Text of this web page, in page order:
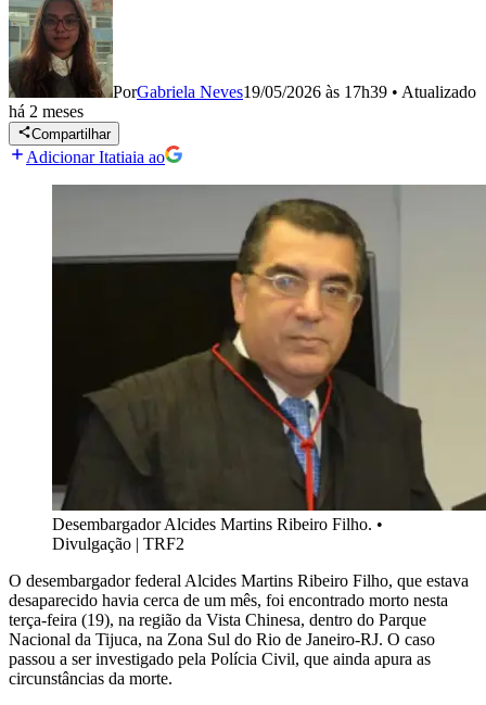
PorGabriela Neves19/05/2026 às 17h39 • Atualizado
há 2 meses
Compartilhar
Adicionar Itatiaia ao
Desembargador Alcides Martins Ribeiro Filho. •
Divulgação | TRF2
O desembargador federal Alcides Martins Ribeiro Filho, que estava
desaparecido havia cerca de um mês, foi encontrado morto nesta
terça-feira (19), na região da Vista Chinesa, dentro do Parque
Nacional da Tijuca, na Zona Sul do Rio de Janeiro-RJ. O caso
passou a ser investigado pela Polícia Civil, que ainda apura as
circunstâncias da morte.